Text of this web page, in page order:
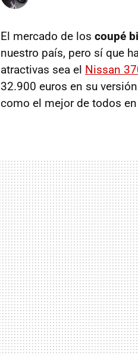
El mercado de los coupé
nuestro país, pero sí que
atractivas sea el Nissan
32.900 euros en su
como el mejor de todos